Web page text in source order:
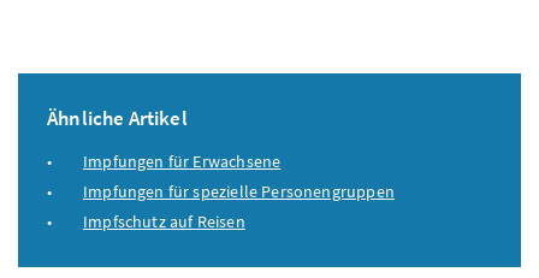
Ähnliche Artikel
Impfungen für Erwachsene
Impfungen für spezielle Personengruppen
Impfschutz auf Reisen